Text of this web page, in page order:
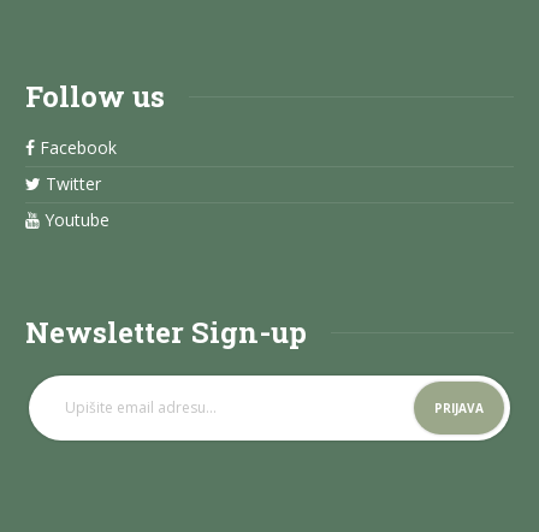
Follow us
Facebook
Twitter
Youtube
Newsletter Sign-up